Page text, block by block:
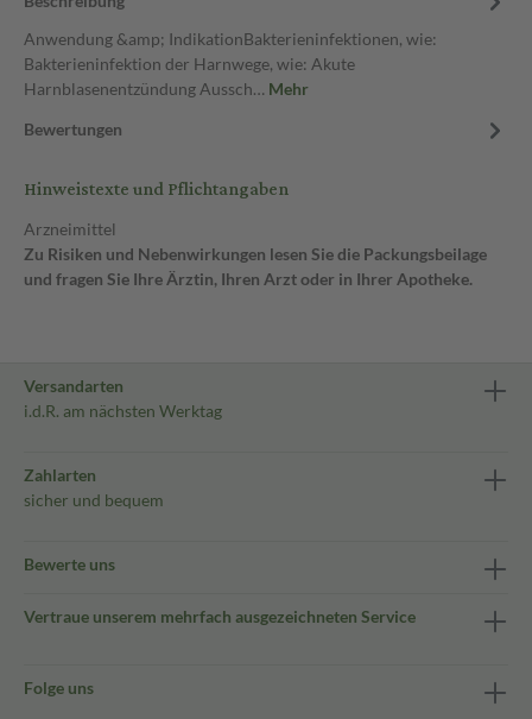
Anwendung &amp; IndikationBakterieninfektionen, wie:
Bakterieninfektion der Harnwege, wie: Akute
Harnblasenentzündung Aussch… Mehr
Bewertungen
Hinweistexte und Pflichtangaben
Arzneimittel
Zu Risiken und Nebenwirkungen lesen Sie die Packungsbeilage
und fragen Sie Ihre Ärztin, Ihren Arzt oder in Ihrer Apotheke.
Versandarten
i.d.R. am nächsten Werktag
Zahlarten
sicher und bequem
Bewerte uns
Vertraue unserem mehrfach ausgezeichneten Service
Folge uns